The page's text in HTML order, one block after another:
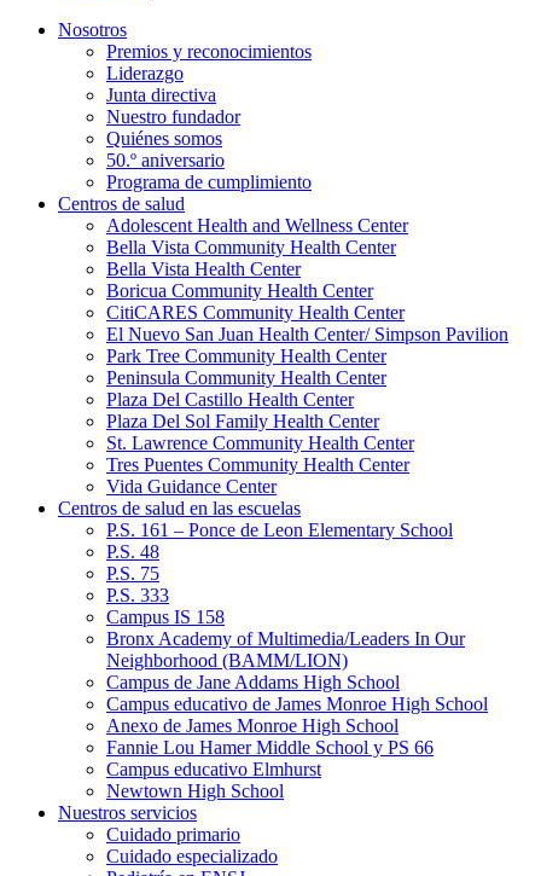
Nosotros
Premios y reconocimientos
Liderazgo
Junta directiva
Nuestro fundador
Quiénes somos
50.º aniversario
Programa de cumplimiento
Centros de salud
Adolescent Health and Wellness Center
Bella Vista Community Health Center
Bella Vista Health Center
Boricua Community Health Center
CitiCARES Community Health Center
El Nuevo San Juan Health Center/ Simpson Pavilion
Park Tree Community Health Center
Peninsula Community Health Center
Plaza Del Castillo Health Center
Plaza Del Sol Family Health Center
St. Lawrence Community Health Center
Tres Puentes Community Health Center
Vida Guidance Center
Centros de salud en las escuelas
P.S. 161 – Ponce de Leon Elementary School
P.S. 48
P.S. 75
P.S. 333
Campus IS 158
Bronx Academy of Multimedia/Leaders In Our
Neighborhood (BAMM/LION)
Campus de Jane Addams High School
Campus educativo de James Monroe High School
Anexo de James Monroe High School
Fannie Lou Hamer Middle School y PS 66
Campus educativo Elmhurst
Newtown High School
Nuestros servicios
Cuidado primario
Cuidado especializado